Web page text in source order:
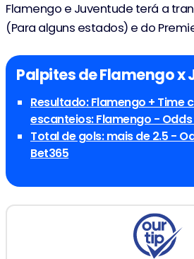
Flamengo e Juventude terá a
(Para alguns estados) e do
Palpites de Flamengo x
Resultado: Flamengo + Time
escanteios: Flamengo - Odds
Total de gols: mais de 2.5 -
Bet365